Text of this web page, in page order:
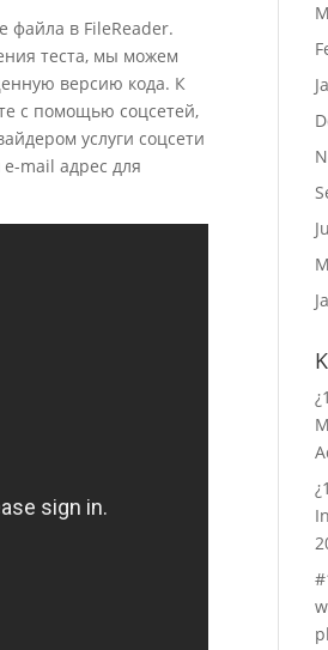
файла в FileReader.
теста, мы можем
версию кода. К
с помощью соцсетей,
услуги соцсети
mail адрес для